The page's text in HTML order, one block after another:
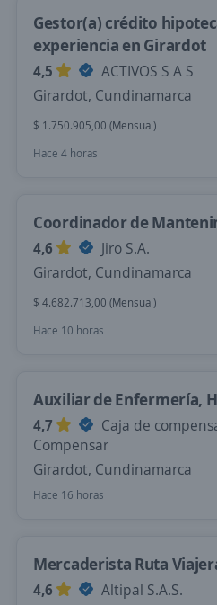
Gestor(a) crédito
experiencia en Girardot
4,5
ACTIVOS S A S
Girardot, Cundinamarca
$ 1.750.905,00 (Mensual)
Hace 4 horas
Coordinador de
4,6
Jiro S.A.
Girardot, Cundinamarca
$ 4.682.713,00 (Mensual)
Hace 10 horas
Auxiliar de Enfermería,
4,7
Caja de
Compensar
Girardot, Cundinamarca
Hace 16 horas
Mercaderista Ruta
4,6
Altipal S.A.S.